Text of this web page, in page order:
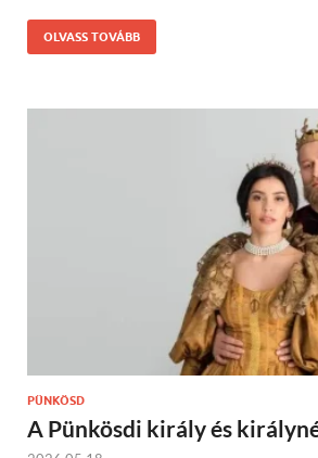
OLVASS TOVÁBB
PÜNKÖSD
A Pünkösdi király és